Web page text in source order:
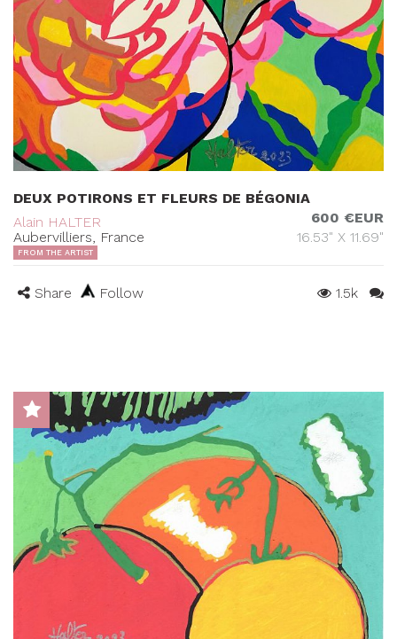
DEUX POTIRONS ET FLEURS DE BÉGONIA
Alain HALTER
Aubervilliers, France
600 €EUR
16.53" X 11.69"
FROM THE ARTIST
Share Follow 1.5k